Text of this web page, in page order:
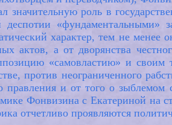
роль в
«фундаментальными»
характер, тем не менее
актов, а от дворянства
«самовластию» и своим
против неограниченного
правления и от того о
Фонвизина с Екатериной на
отчетливо проявляются